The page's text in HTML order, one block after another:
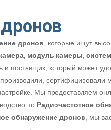
дронов , которые ищут
модуль камеры,
поставщик, который может
производили, сертифицировали
Мы предоставляем
по Радиочастотное
обнаружение дронов , мы